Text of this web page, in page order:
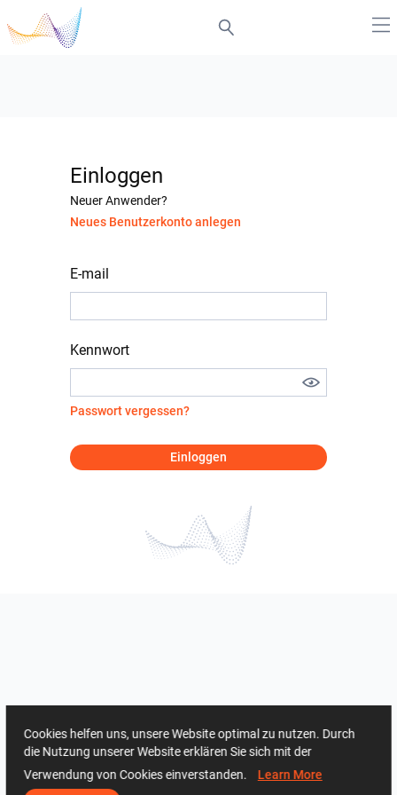
Einloggen
Neuer Anwender?
Neues Benutzerkonto anlegen
E-mail
Kennwort
Passwort vergessen?
Einloggen
Cookies helfen uns, unsere Website optimal zu nutzen. Durch
die Nutzung unserer Website erklären Sie sich mit der
Verwendung von Cookies einverstanden. Learn More